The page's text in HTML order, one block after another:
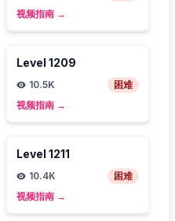
视频指南 →
Level 1209
10.5K
困难
视频指南 →
Level 1211
10.4K
困难
视频指南 →